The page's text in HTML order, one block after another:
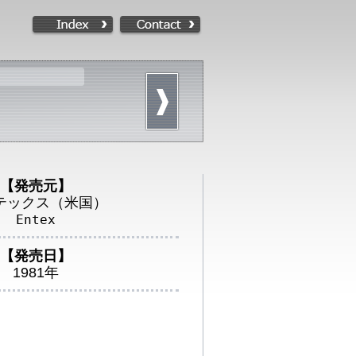
【発売元】
ックス（米国）
Entex
【発売日】
1981年